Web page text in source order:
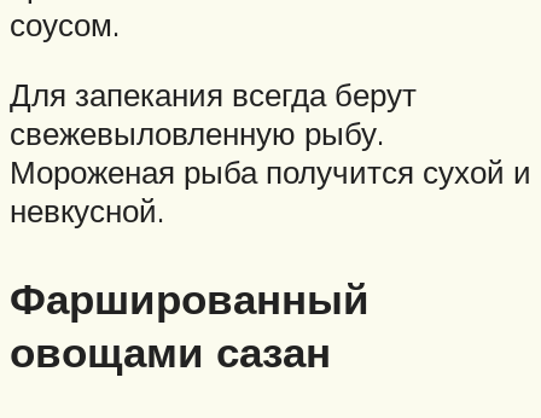
соусом.
Для запекания всегда берут
свежевыловленную рыбу.
Мороженая рыба получится сухой и
невкусной.
Фаршированный
овощами сазан